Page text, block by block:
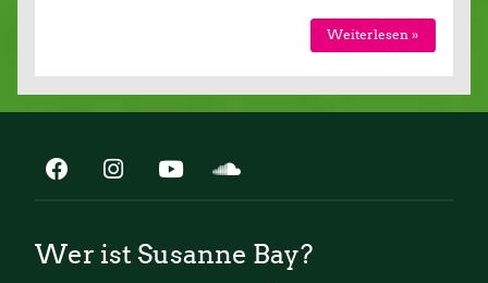
Weiterlesen »
Wer ist Susanne Bay?